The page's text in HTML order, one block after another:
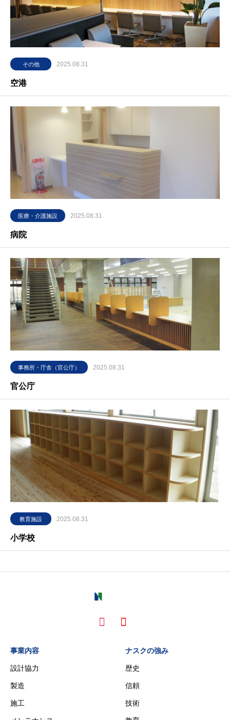
その他 2025.08.31
空港
医療・介護施設 2025.08.31
病院
事務所・庁舎（官公庁） 2025.08.31
官公庁
教育施設 2025.08.31
小学校
事業内容
設計協力
製造
施工
ナスクの強み
歴史
信頼
技術